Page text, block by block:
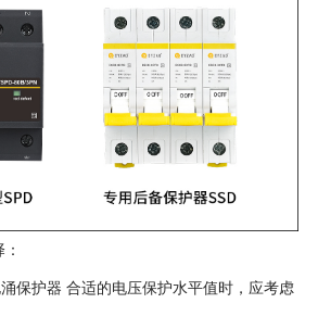
保护器 合适的电压保护水平值时，应考虑